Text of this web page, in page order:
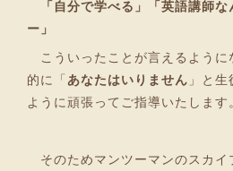
「自分で学べる」「英語講師な
ー」
こういったことが言えるように
的に「あなたはいりません 」と
ように頑張ってご指導いたします。
そのためマンツーマンのスカイ